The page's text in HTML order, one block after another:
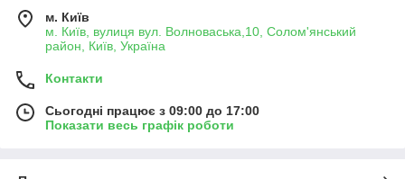
м. Київ
м. Київ, вулиця вул. Волноваська,10, Солом'янський
район, Київ, Україна
Контакти
Сьогодні працює з 09:00 до 17:00
Показати весь графік роботи